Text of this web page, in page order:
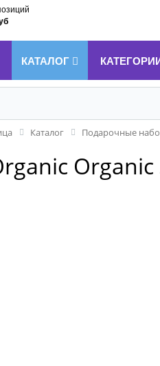
КАТАЛОГ
Каталог Подарочные